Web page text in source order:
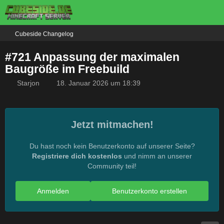
Cubeside Changelog
#721 Anpassung der maximalen
Baugröße im Freebuild
Starjon 18. Januar 2026 um 18:39
Jetzt mitmachen!
Du hast noch kein Benutzerkonto auf unserer Seite?
Registriere dich kostenlos und nimm an unserer
Community teil!
Benutzerkonto erstellen
Anmelden